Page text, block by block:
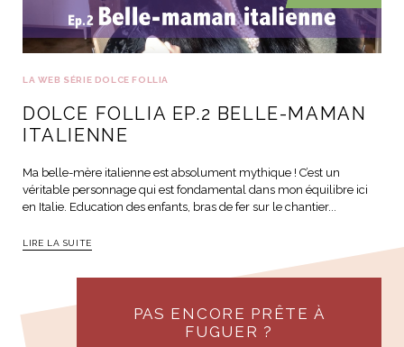
LA WEB SÉRIE DOLCE FOLLIA
DOLCE FOLLIA EP.2 BELLE-MAMAN
ITALIENNE
Ma belle-mère italienne est absolument mythique ! C’est un
véritable personnage qui est fondamental dans mon équilibre ici
en Italie. Education des enfants, bras de fer sur le chantier...
LIRE LA SUITE
PAS ENCORE PRÊTE À
FUGUER ?